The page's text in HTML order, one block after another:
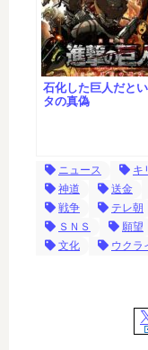
石化した巨人だと
タの真偽
ニュース キ
神道
送金
戦争
テレ朝
ＳＮＳ
願望
文化
ウクラ